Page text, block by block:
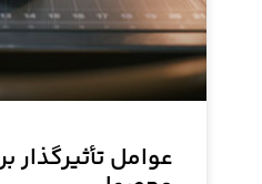
عوامل تأثیرگذار